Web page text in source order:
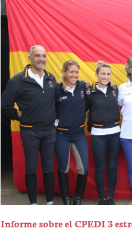
Informe sobre el CPEDI 3